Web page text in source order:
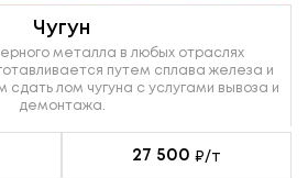
Чугун
металла в любых отраслях
путем сплава железа и
лом чугуна с услугами вывоза и
демонтажа.
27 500 ₽/т